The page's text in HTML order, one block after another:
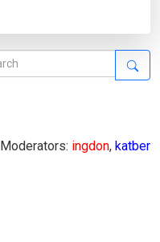
Moderators: ingdon, katber